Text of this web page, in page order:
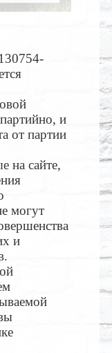
и
от партии
на сайте,
могут
и